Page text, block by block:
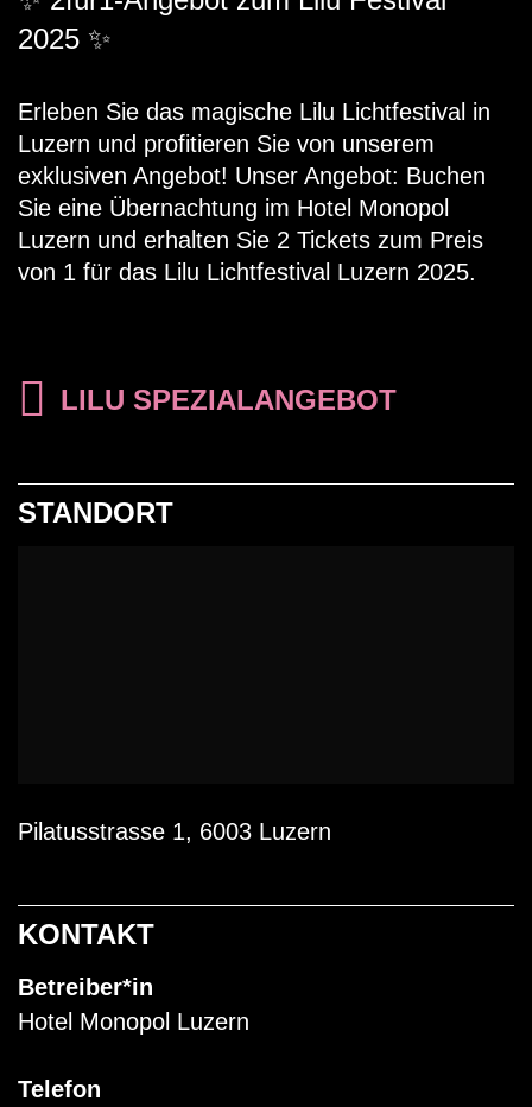
2025 ✨
Erleben Sie das magische Lilu Lichtfestival in
Luzern und profitieren Sie von unserem
exklusiven Angebot! Unser Angebot: Buchen
Sie eine Übernachtung im Hotel Monopol
Luzern und erhalten Sie 2 Tickets zum Preis
von 1 für das Lilu Lichtfestival Luzern 2025.
LILU SPEZIALANGEBOT
STANDORT
Pilatusstrasse 1, 6003 Luzern
KONTAKT
Betreiber*in
Hotel Monopol Luzern
Telefon
auch die eindrucksvolle Wassershow
Lasershow „Solar Dust“ beim
Löwendenkmal das Publikum erneut
verzaubert und in ihren Bann gezogen.